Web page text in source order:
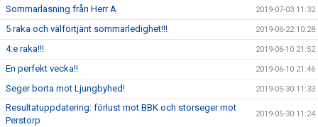
Sommarläsning från Herr A 2019-07-03 11:32
5 raka och välförtjänt sommarledighet!!! 2019-06-22 10:28
4:e raka!!! 2019-06-10 21:52
En perfekt vecka!! 2019-06-10 21:46
Seger borta mot Ljungbyhed! 2019-05-30 11:33
Resultatuppdatering: förlust mot BBK och storseger mot
Perstorp
2019-05-30 11:24